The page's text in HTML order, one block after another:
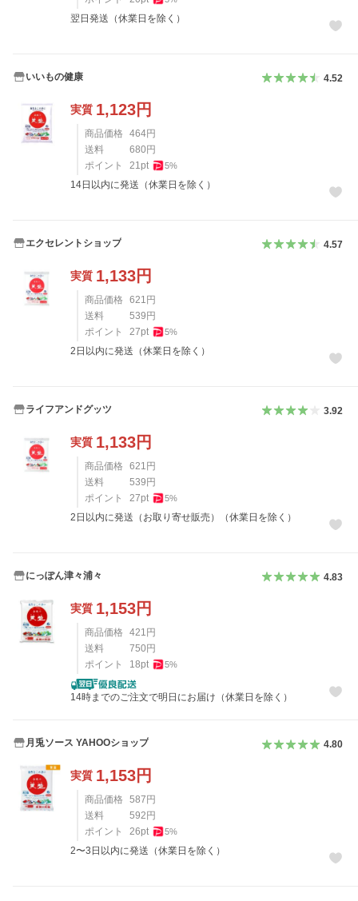
翌日発送（休業日を除く）
いいもの健康 4.52
実質 1,123円
商品価格 464円
送料
680円
ポイント
21 pt 5%
14日以内に発送（休業日を除く）
エクセレントショップ 4.57
実質 1,133円
商品価格 621 円
送料
539円
ポイント
27pt 5%
2日以内に発送（休業日を除く）
ライフアンドグッツ 3.92
実質 1,133円
商品価格 621 円
送料
539円
ポイント
27pt 5%
2日以内に発送（お取り寄せ販売）（休業日を除く）
にっぽん津々浦々 4.83
実質 1,153円
商品価格 421 円
送料
750円
ポイント
18pt 5%
14時までのご注文で明日にお届け（休業日を除く）
月兎ソース YAHOOショップ 4.80
実質 1,153円
商品価格 587 円
送料
592 円
ポイント
26pt 5%
2〜3日以内に発送（休業日を除く）